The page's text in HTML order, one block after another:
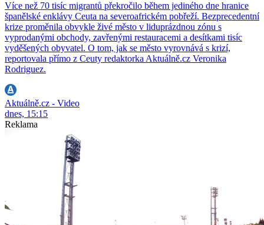
Více než 70 tisíc migrantů překročilo během jediného dne hranice
španělské enklávy Ceuta na severoafrickém pobřeží. Bezprecedentní
krize proměnila obvykle živé město v liduprázdnou zónu s
vyprodanými obchody, zavřenými restauracemi a desítkami tisíc
vyděšených obyvatel. O tom, jak se město vyrovnává s krizí,
reportovala přímo z Ceuty redaktorka Aktuálně.cz Veronika
Rodriguez.
Aktuálně.cz - Video
dnes, 15:15
Reklama